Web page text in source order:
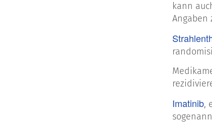
kann
Angaben
Imatinib,